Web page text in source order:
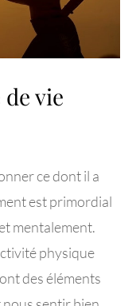
vie
ce dont il a
est primordial
mentalement.
physique
des éléments